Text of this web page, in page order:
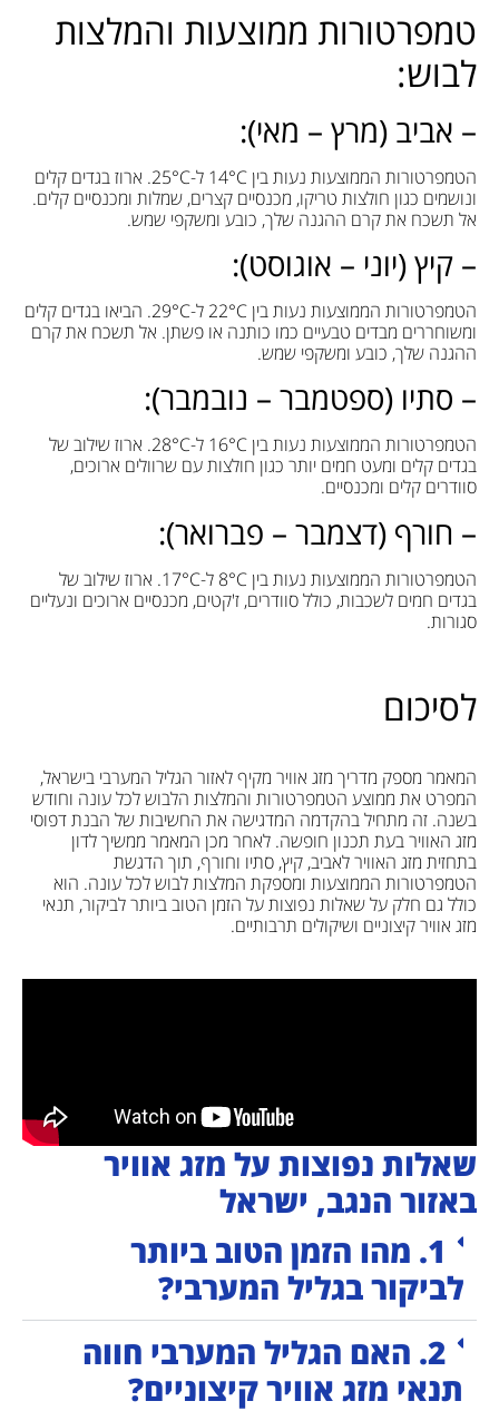
טמפרטורות ממוצעות והמלצות
לבוש:
– אביב (מרץ – מאי):
הטמפרטורות הממוצעות נעות בין 14°C ל-25°C. ארוז בגדים קלים
ונושמים כגון חולצות טריקו, מכנסיים קצרים, שמלות ומכנסיים קלים.
אל תשכח את קרם ההגנה שלך, כובע ומשקפי שמש.
– קיץ (יוני – אוגוסט):
הטמפרטורות הממוצעות נעות בין 22°C ל-29°C. הביאו בגדים קלים
ומשוחררים מבדים טבעיים כמו כותנה או פשתן. אל תשכח את קרם
ההגנה שלך, כובע ומשקפי שמש.
– סתיו (ספטמבר – נובמבר):
הטמפרטורות הממוצעות נעות בין 16°C ל-28°C. ארוז שילוב של
בגדים קלים ומעט חמים יותר כגון חולצות עם שרוולים ארוכים,
סוודרים קלים ומכנסיים.
– חורף (דצמבר – פברואר):
הטמפרטורות הממוצעות נעות בין 8°C ל-17°C. ארוז שילוב של
בגדים חמים לשכבות, כולל סוודרים, ז'קטים, מכנסיים ארוכים ונעליים
סגורות.
לסיכום
המאמר מספק מדריך מזג אוויר מקיף לאזור הגליל המערבי בישראל,
המפרט את ממוצע הטמפרטורות והמלצות הלבוש לכל עונה וחודש
בשנה. זה מתחיל בהקדמה המדגישה את החשיבות של הבנת דפוסי
מזג האוויר בעת תכנון חופשה. לאחר מכן המאמר ממשיך לדון
בתחזית מזג האוויר לאביב, קיץ, סתיו וחורף, תוך הדגשת
הטמפרטורות הממוצעות ומספקת המלצות לבוש לכל עונה. הוא
כולל גם חלק על שאלות נפוצות על הזמן הטוב ביותר לביקור, תנאי
מזג אוויר קיצוניים ושיקולים תרבותיים.
שאלות נפוצות על מזג אוויר
באזור הנגב, ישראל
1. מהו הזמן הטוב ביותר
לביקור בגליל המערבי?
2. האם הגליל המערבי חווה
תנאי מזג אוויר קיצוניים?